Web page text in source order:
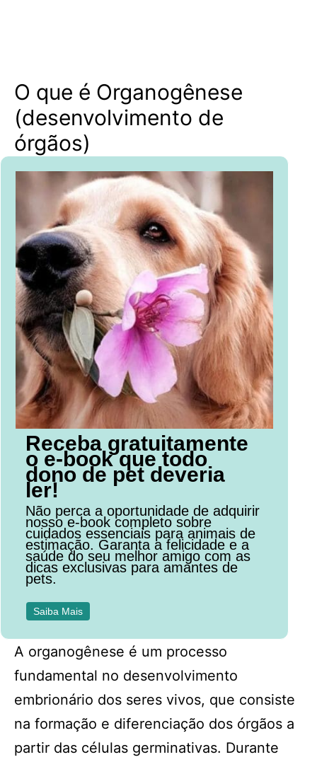
O que é Organogênese
(desenvolvimento de
órgãos)
Receba gratuitamente
o e-book que todo
dono de pet deveria
ler!
Não perca a oportunidade de adquirir
nosso e-book completo sobre
cuidados essenciais para animais de
estimação. Garanta a felicidade e a
saúde do seu melhor amigo com as
dicas exclusivas para amantes de
pets.
Saiba Mais
A organogênese é um processo
fundamental no desenvolvimento
embrionário dos seres vivos, que consiste
na formação e diferenciação dos órgãos a
partir das células germinativas. Durante